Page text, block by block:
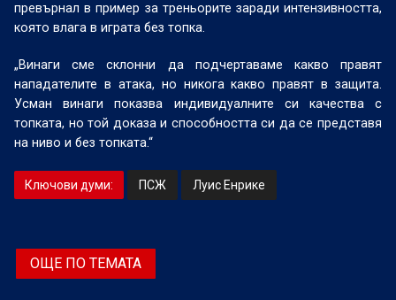
превърнал в пример за треньорите заради интензивността,
която влага в играта без топка.
„Винаги сме склонни да подчертаваме какво правят
нападателите в атака, но никога какво правят в защита.
Усман винаги показва индивидуалните си качества с
топката, но той доказа и способността си да се представя
на ниво и без топката.“
Ключови думи: ПСЖ Луис Енрике
ОЩЕ ПО ТЕМАТА